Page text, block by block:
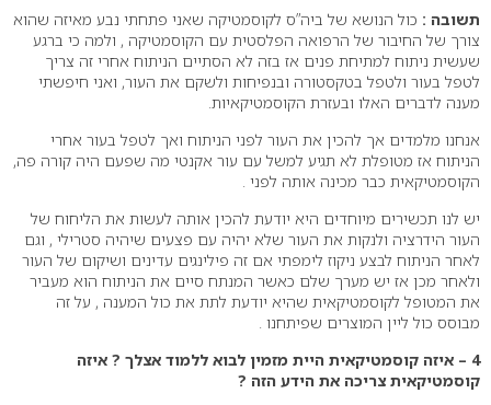
תשובה : כול הנושא של ביה”ס לקוסמטיקה שאני פתחתי נבע מאיזה שהוא
צורך של החיבור של הרפואה הפלסטית עם הקוסמטיקה , ולמה כי ברגע
שעשית ניתוח למתיחת פנים אז בזה לא הסתיים הניתוח אחרי זה צריך
לטפל בעור ולטפל בטקסטורה ובנפיחות ולשקם את העור, ואני חיפשתי
מענה לדברים האלו ובעזרת הקוסמטיקאיות.
אנחנו מלמדים אך להכין את העור לפני הניתוח ואך לטפל בעור אחרי
הניתוח אז מטופלת לא תגיע למשל עם עור אקנטי מה שפעם היה קורה פה,
הקוסמטיקאית כבר מכינה אותה לפני .
יש לנו תכשירים מיוחדים היא יודעת להכין אותה לעשות את הליחוח של
העור הידרציה ולנקות את העור שלא יהיה עם פצעים שיהיה סטרילי , וגם
לאחר הניתוח לבצע ניקוז לימפתי אם זה פילינגים עדינים ושיקום של העור
ולאחר מכן אז יש מערך שלם כאשר המנתח סיים את הניתוח הוא מעביר
את המטופל לקוסמטיקאית שהיא יודעת לתת את כול המענה , על זה
מבוסס כול ליין המוצרים שפיתחנו .
4 – איזה קוסמטיקאית היית מזמין לבוא ללמוד אצלך ? איזה
קוסמטיקאית צריכה את הידע הזה ?